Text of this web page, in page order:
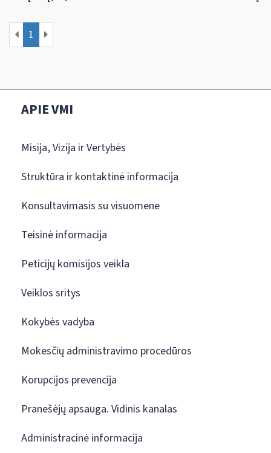
1
APIE VMI
Misija, Vizija ir Vertybės
Struktūra ir kontaktinė informacija
Konsultavimasis su visuomene
Teisinė informacija
Peticijų komisijos veikla
Veiklos sritys
Kokybės vadyba
Mokesčių administravimo procedūros
Korupcijos prevencija
Pranešėjų apsauga. Vidinis kanalas
Administracinė informacija